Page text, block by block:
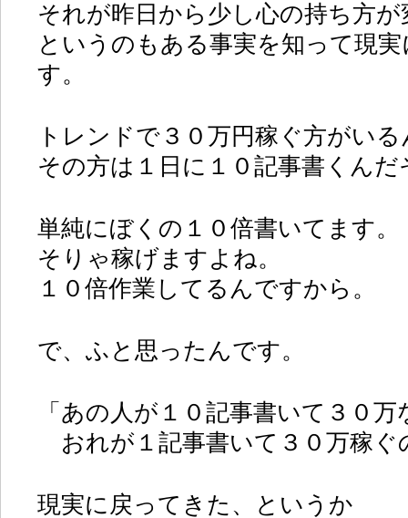
それが昨日から少し心の持ち方
というのもある事実を知って現
す。
トレンドで３０万円稼ぐ方がい
その方は１日に１０記事書くんだ
単純にぼくの１０倍書いてます。
そりゃ稼げますよね。
１０倍作業してるんですから。
で、ふと思ったんです。
「あの人が１０記事書いて３０万
おれが１記事書いて３０万稼ぐ
現実に戻ってきた、というか